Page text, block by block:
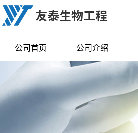
公司首页 公司介绍